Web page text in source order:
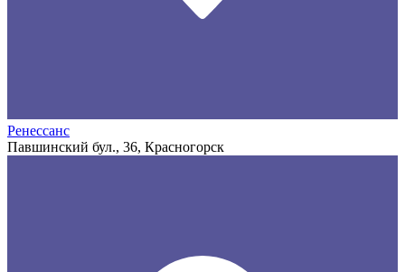
Ренессанс
Павшинский бул., 36, Красногорск